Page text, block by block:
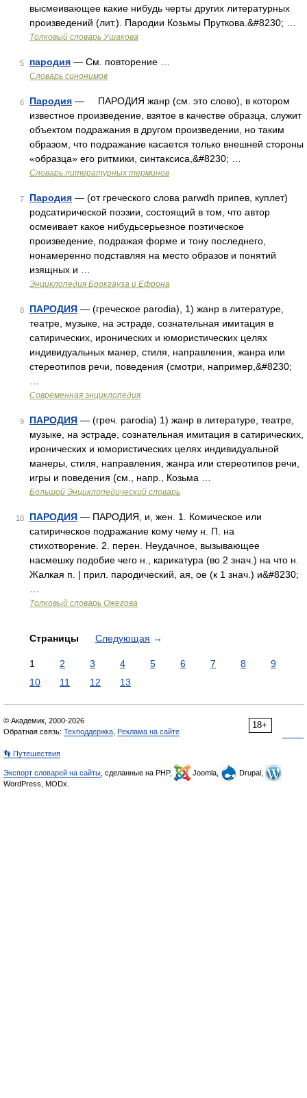
высмеивающее какие нибудь черты других литературных
произведений (лит.). Пародии Козьмы Пруткова.&#8230; …
Толковый словарь Ушакова
5 пародия — См. повторение …
Словарь синонимов
6 Пародия — ПАРОДИЯ жанр (см. это слово), в котором
известное произведение, взятое в качестве образца, служит
объектом подражания в другом произведении, но таким
образом, что подражание касается только внешней стороны
«образца» его ритмики, синтаксиса,&#8230; …
Словарь литературных терминов
7 Пародия — (от греческого слова parwdh припев, куплет)
родсатирической поэзии, состоящий в том, что автор
осмеивает какое нибудьсерьезное поэтическое
произведение, подражая форме и тону последнего,
нонамеренно подставляя на место образов и понятий
изящных и …
Энциклопедия Брокгауза и Ефрона
8 ПАРОДИЯ — (греческое parodia), 1) жанр в литературе,
театре, музыке, на эстраде, сознательная имитация в
сатирических, иронических и юмористических целях
индивидуальных манер, стиля, направления, жанра или
стереотипов речи, поведения (смотри, например,&#8230;
Современная энциклопедия
9 ПАРОДИЯ — (греч. parodia) 1) жанр в литературе, театре,
музыке, на эстраде, сознательная имитация в сатирических,
иронических и юмористических целях индивидуальной
манеры, стиля, направления, жанра или стереотипов речи,
игры и поведения (см., напр., Козьма …
Большой Энциклопедический словарь
10 ПАРОДИЯ — ПАРОДИЯ, и, жен. 1. Комическое или
сатирическое подражание кому чему н. П. на
стихотворение. 2. перен. Неудачное, вызывающее
насмешку подобие чего н., карикатура (во 2 знач.) на что н.
Жалкая п. | прил. пародический, ая, ое (к 1 знач.) и&#8230;
Толковый словарь Ожегова
Страницы Следующая →
1 2 3 4 5 6 7 8
9
10
11 12 13
18+
© Академик, 2000-2026
Обратная связь: Техподдержка Реклама на сайте
👣 Путешествия
Экспорт словарей на сайты , сделанные на PHP, Joomla,
Drupal,
WordPress, MODx.